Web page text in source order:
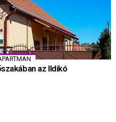
az Ildikó